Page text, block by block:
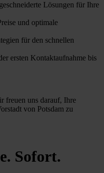
Lösungen für Ihre
und optimale
für den schnellen
ersten Kontaktaufnahme bis
freuen uns darauf, Ihre
von Potsdam zu
Sofort.